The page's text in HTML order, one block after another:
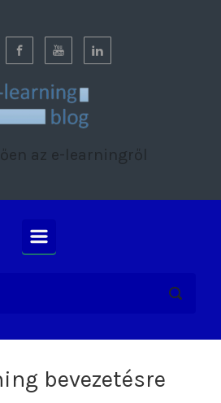
az e-learningről
bevezetésre